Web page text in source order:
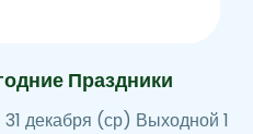
Праздники
декабря (ср) Выходной 1